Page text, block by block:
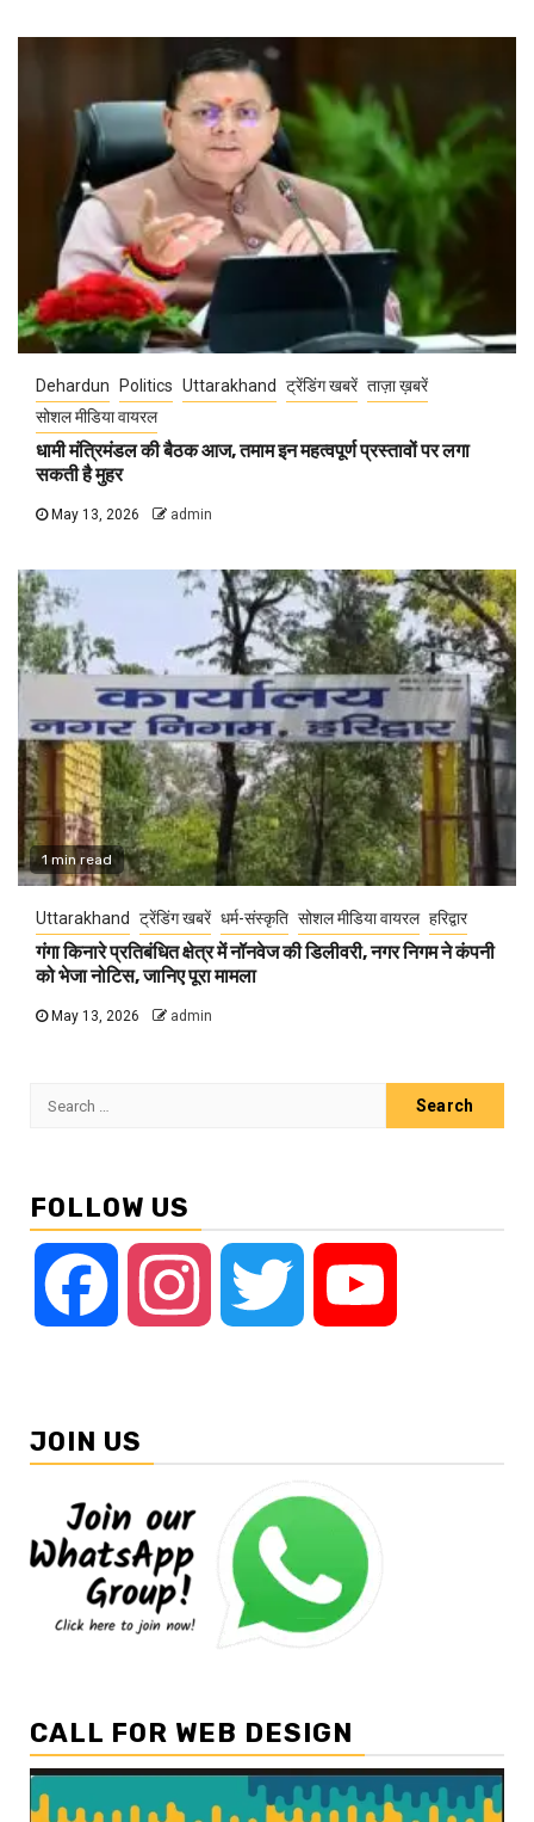
Dehardun Politics Uttarakhand ट्रेंडिंग खबरें ताज़ा ख़बरें
सोशल मीडिया वायरल
धामी मंत्रिमंडल की बैठक आज, तमाम इन महत्वपूर्ण प्रस्तावों पर लगा
सकती है मुहर
May 13, 2026 admin
1 min read
Uttarakhand ट्रेंडिंग खबरें धर्म-संस्कृति सोशल मीडिया वायरल हरिद्वार
गंगा किनारे प्रतिबंधित क्षेत्र में नॉनवेज की डिलीवरी, नगर निगम ने कंपनी
को भेजा नोटिस, जानिए पूरा मामला
May 13, 2026 admin
Search
FOLLOW US
Facebook Instagram Twitter
JOIN US
CALL FOR WEB DESIGN